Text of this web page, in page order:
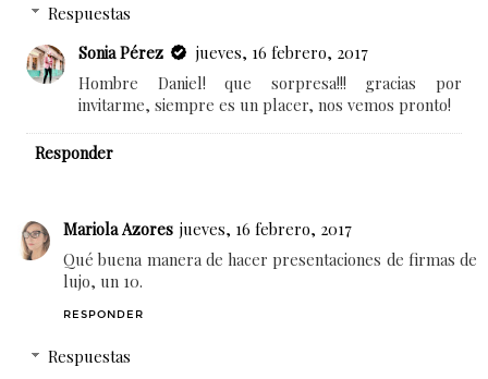
Respuestas
Sonia Pérez
jueves, 16 febrero, 2017
Hombre Daniel! que sorpresa!!! gracias por
invitarme, siempre es un placer, nos vemos pronto!
Responder
Mariola Azores jueves, 16 febrero, 2017
Qué buena manera de hacer presentaciones de firmas de
lujo, un 10.
RESPONDER
Respuestas